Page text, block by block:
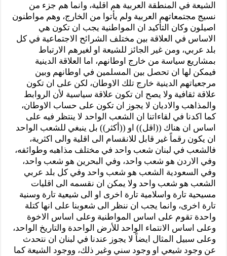
الشيعة في المنطقة العربية هم اقلية، وانما هم جزء من
نسيج مجتمعاتهم العربية ولم يأتوا من الخارج، وهم مواطنون
اصيلون وكان التأكيد ان المواطنية يجب ان تكون هي
الاساس في العلاقة بين مختلف الشرائح الاجتماعية في كل
بلد عربي، ومن غير الجائز للشيعة او لغيرهم الارتباط
بمشاريع سياسة من خارج اوطانهم، اما العلاقة الدينية
فيمكن لها ان تحصل بين المسلمين في اوطانهم وبين
مرجعياتهم الدينية خارج تلك الاوطان، لكن على ان تكون
علاقة ثقافية ولا يصح ان تكون علاقة سياسية لأن الروابط
والمذاهب والاديان لا يجوز ان تكون على حساب الاوطان،
كما اكدنا في لقاءاتنا ان الشعب الواحد لا ينتظر فيه على
اساس ان هناك ((اقل)) او ((أكثر)) بل ينبغي للشعب الواحد
ان يكون رقماً غير قابل للانقسام الى اقلية والى اكثرية،
فالشعب في لبنان شعب واحد في مختلف مذاهبه وطوائفه،
وفي الاردن هو شعب واحد، وفي البحرين هو شعب واحد،
وفي السعودية الشعب هو شعب واحد وفي كل بلد عربي
الشعب هو شعب واحد ولا يمكن ان نقسمه الى اقليات
مسيحية تارة واسلامية تارة اخرى او الى شيعية تارة وسنية
تارة اخرى، وانما يجب ان ننظر الى شعوبنا على انها كتلة
واحدة تقوم على اساس المواطنية وعلى اساس الاخوة
وعلى اساس الانتماء الواحد للأرض الواحدة والتاريخ الواحد،
وعلى سبيل المثال ايضاً لا يجوز عندنا في لبنان ان نتحدث
عن وجود شيعي او وجود سني وغير ذلك، ووجود الشيعة كما